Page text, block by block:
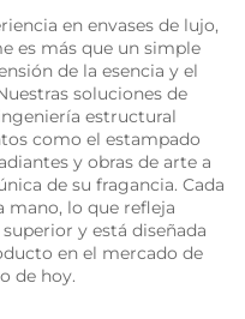
en envases de lujo,
es más que un simple
de la esencia y el
soluciones de
estructural
como el estampado
y obras de arte a
de su fragancia. Cada
mano, lo que refleja
y está diseñada
en el mercado de
de hoy.